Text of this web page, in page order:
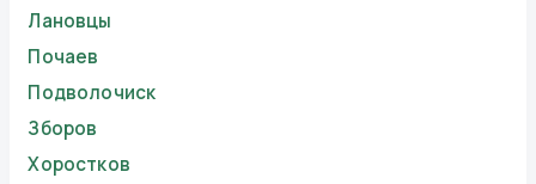
Лановцы
Почаев
Подволочиск
Зборов
Хоростков